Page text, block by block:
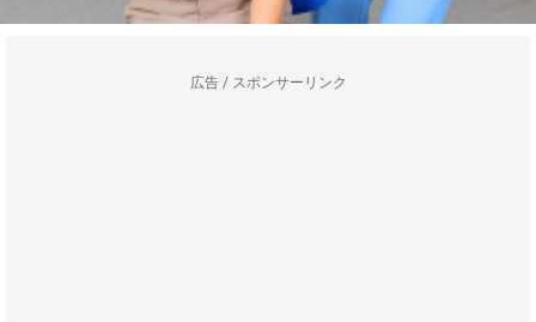
広告 / スポンサーリンク